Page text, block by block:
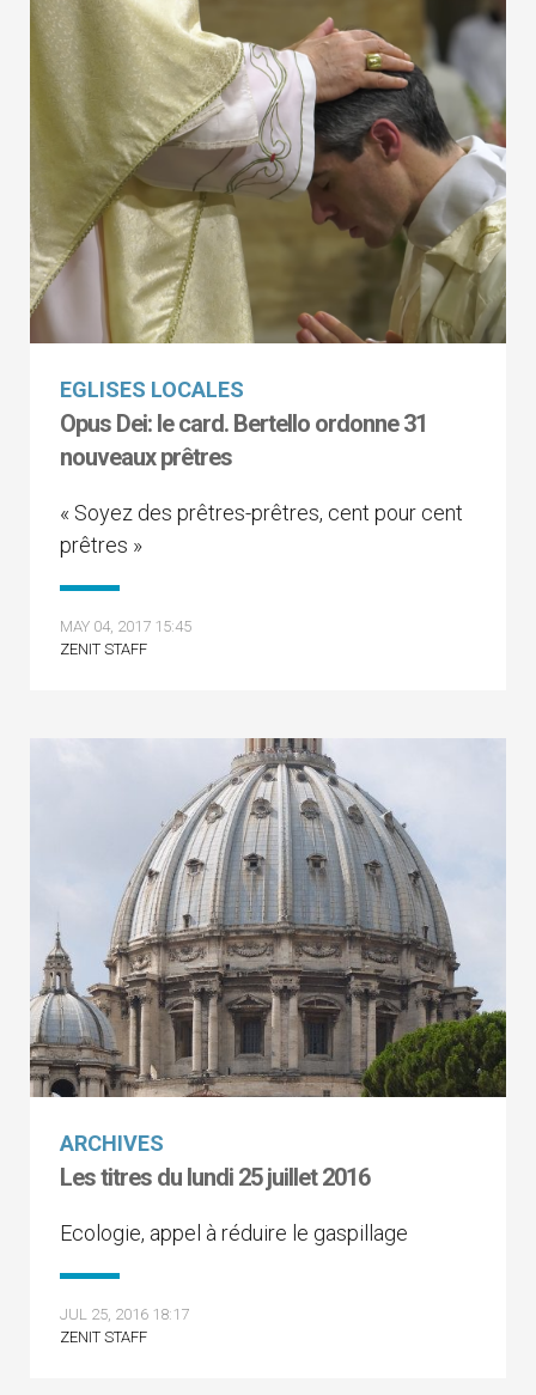
EGLISES LOCALES
Opus Dei: le card. Bertello ordonne 31
nouveaux prêtres
« Soyez des prêtres-prêtres, cent pour cent
prêtres »
MAY 04, 2017 15:45
ZENIT STAFF
ARCHIVES
Les titres du lundi 25 juillet 2016
Ecologie, appel à réduire le gaspillage
JUL 25, 2016 18:17
ZENIT STAFF